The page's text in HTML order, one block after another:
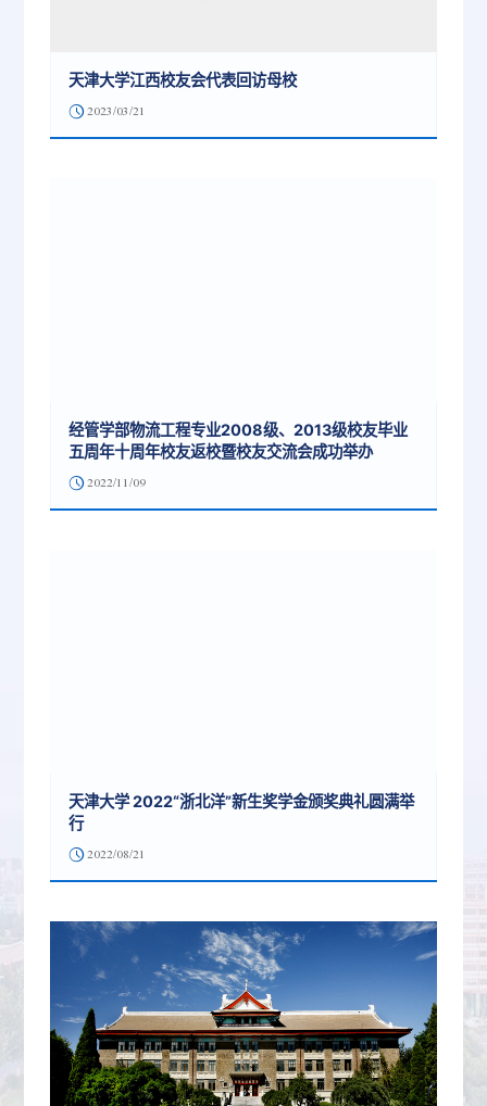
天津大学江西校友会代表回访母校
2023/03/21
经管学部物流工程专业2008级、2013级校友毕业
五周年十周年校友返校暨校友交流会成功举办
2022/11/09
天津大学 2022“浙北洋”新生奖学金颁奖典礼圆满举
行
2022/08/21